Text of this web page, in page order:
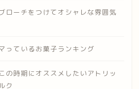
ローチをつけてオシャレな雰囲気
っているお菓子ランキング
の時期にオススメしたいアトリッ
ク